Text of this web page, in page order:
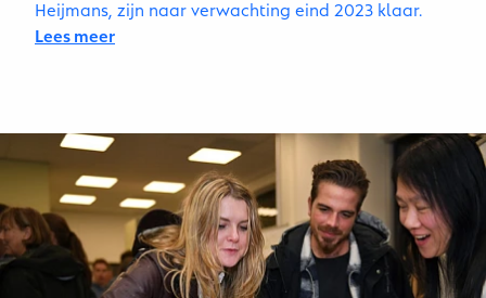
Heijmans, zijn naar verwachting eind 2023 klaar.
Lees meer